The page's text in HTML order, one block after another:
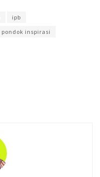
ipb
pondok inspirasi